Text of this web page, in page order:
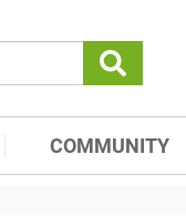
COMMUNITY